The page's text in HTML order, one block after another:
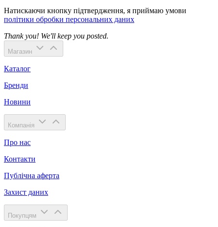
Натискаючи кнопку підтвердження, я приймаю умови
політики обробки персональних даних
Thank you! We'll keep you posted.
Магазин
Каталог
Бренди
Новини
Компанія
Про нас
Контакти
Публічна аферта
Захист даних
Покупцям